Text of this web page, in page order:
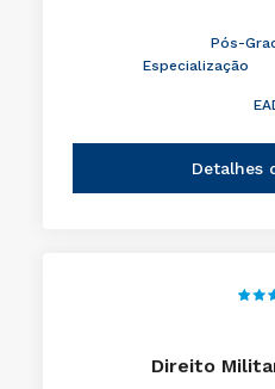
Pós-
Especialização
Detalhes
Direito